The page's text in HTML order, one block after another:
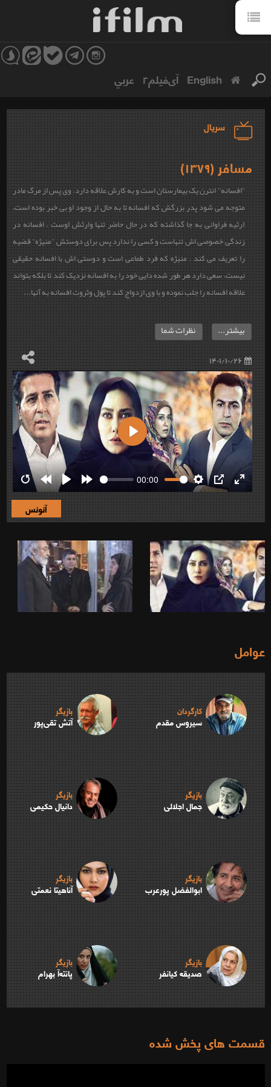
English آی‌فیلم۲ عربي
سریال
مسافر (۱۳۷۹)
"افسانه" انترن یک بیمارستان است و به کارش علاقه دارد. وی پس از مرگ مادر
متوجه می شود پدر بزرگش که افسانه تا به حال از وجود او بی خبر بوده است،
ارثیه فراوانی به جا گذاشته که در حال حاضر تنها وارثش اوست . افسانه در
زندگی خصوصی اش تنهاست و کسی‌ را ندارد پس برای دوستش "منیژه" قضیه
را تعریف می کند . منیژه که فرد طماعی است و دوستی اش با افسانه حقیقی
نیست، سعی دارد هر طور شده دایی خود را به افسانه نزدیک کند تا بلکه بتواند
علاقه افسانه را جلب نموده و با وی ازدواج کند تا پول وثروت افسانه به آنها...
۱۴۰۱/۱۰/۲۶
بیشتر... نظرات شما
RestartRewind
10s
Play Forward
10s
00:00
Settings
PIP Enter
Play
آنونس
عوامل
کارگردان
سیروس مقدم
بازیگر
آتش تقی‌پور
بازیگر
جمال اجلالی
بازیگر
دانیال حکیمی
بازیگر
ابوالفضل پورعرب
بازیگر
آناهیتا نعمتی
بازیگر
صدیقه کیانفر
بازیگر
پانته‌آ بهرام
قسمت های پخش شده